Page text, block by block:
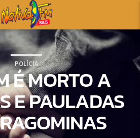
POLÍCIA
É MORTO A
E PAULADAS